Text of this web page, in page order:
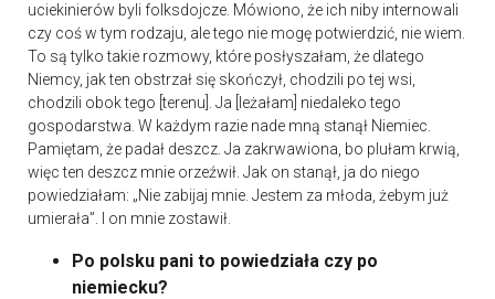
uciekinierów byli folksdojcze. Mówiono, że ich niby internowali
czy coś w tym rodzaju, ale tego nie mogę potwierdzić, nie wiem.
To są tylko takie rozmowy, które posłyszałam, że dlatego
Niemcy, jak ten obstrzał się skończył, chodzili po tej wsi,
chodzili obok tego [terenu]. Ja [leżałam] niedaleko tego
gospodarstwa. W każdym razie nade mną stanął Niemiec.
Pamiętam, że padał deszcz. Ja zakrwawiona, bo plułam krwią,
więc ten deszcz mnie orzeźwił. Jak on stanął, ja do niego
powiedziałam: „Nie zabijaj mnie. Jestem za młoda, żebym już
umierała”. I on mnie zostawił.
Po polsku pani to powiedziała czy po
niemiecku?